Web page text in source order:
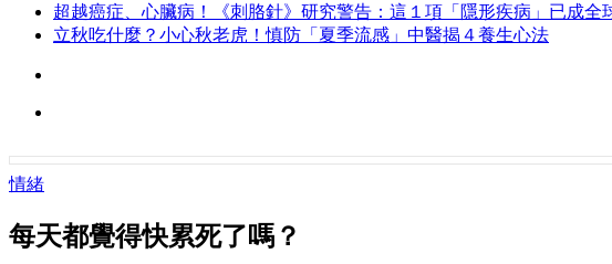
超越癌症、心臟病！《刺胳針》研究警告：這１項「隱形疾病」已成全
立秋吃什麼？小心秋老虎！慎防「夏季流感」中醫揭４養生心法
情緒
每天都覺得快累死了嗎？